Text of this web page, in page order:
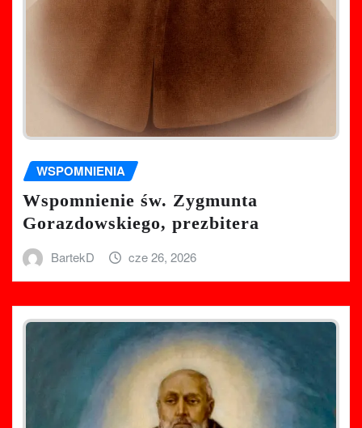
WSPOMNIENIA
Wspomnienie św. Zygmunta
Gorazdowskiego, prezbitera
BartekD cze 26, 2026